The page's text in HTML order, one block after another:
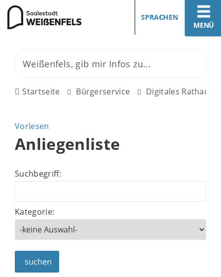
MENÜ
SPRACHEN
Startseite Bürgerservice Digitales Rathaus
Vorlesen
Anliegenliste
Suchbegriff:
Kategorie:
suchen